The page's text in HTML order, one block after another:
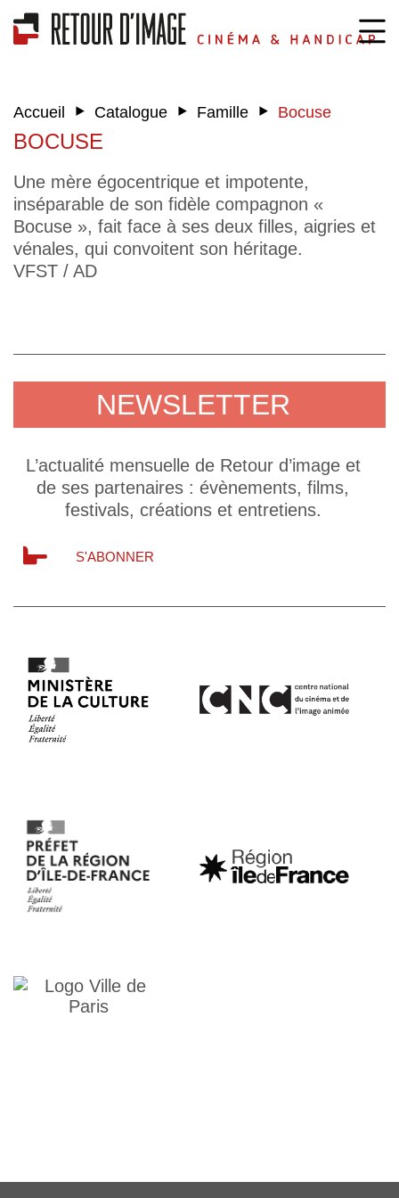
Accueil ‣ Catalogue ‣ Famille ‣ Bocuse
BOCUSE
Une mère égocentrique et impotente,
inséparable de son fidèle compagnon «
Bocuse », fait face à ses deux filles, aigries et
vénales, qui convoitent son héritage.
VFST / AD
NEWSLETTER
L’actualité mensuelle de Retour d’image et
de ses partenaires : évènements, films,
festivals, créations et entretiens.
S'ABONNER